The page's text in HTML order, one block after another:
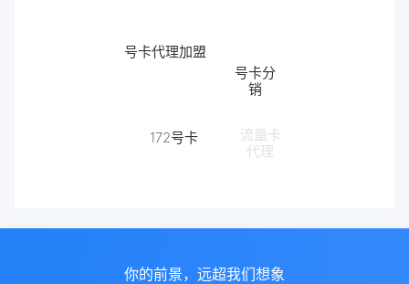
销
流量卡
代理
你的前景，远超我们想象